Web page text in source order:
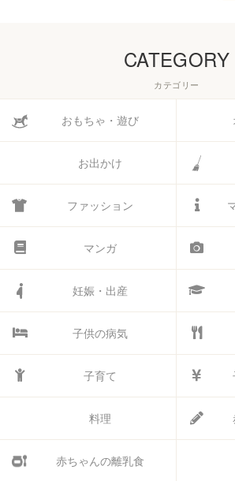
CATEGORY
カテゴリー
おもちゃ・遊び
お出かけ
ファッション
マンガ
妊娠・出産
子供の病気
子育て
料理
赤ちゃんの離乳食